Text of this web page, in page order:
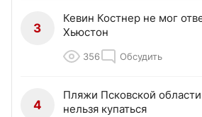
3
Кевин Костнер не мог
Хьюстон
356 Обсудить
4
Пляжи Псковской
нельзя купаться